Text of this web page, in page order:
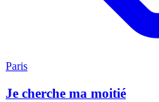
Paris
Je cherche ma moitié